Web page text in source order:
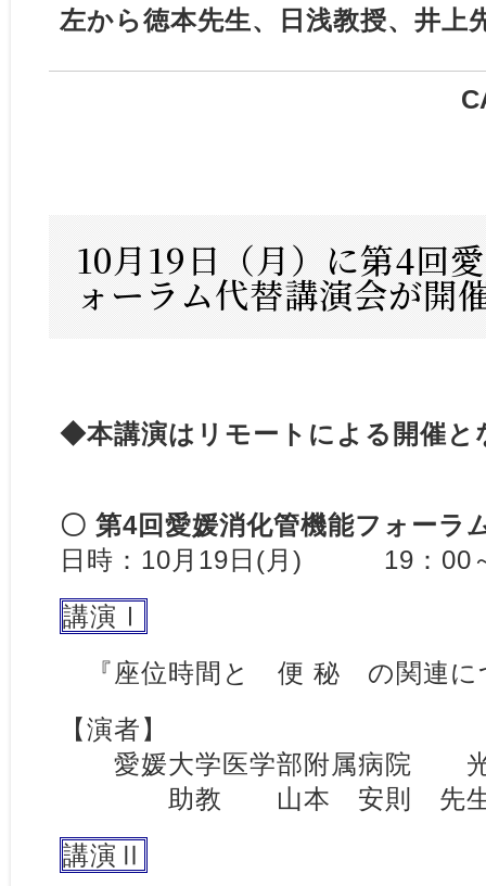
左から徳本先生、日浅教授、井上
10月19日（月）に第4回
ォーラム代替講演会が開
◆本講演はリモートによる開催と
〇 第4回愛媛消化管機能フォーラ
日時：10月19日(月) 19：00
講演Ⅰ
『座位時間と 便 秘 の関連に
【演者】
愛媛大学医学部附属病院 光
助教 山本 安則
講演Ⅱ